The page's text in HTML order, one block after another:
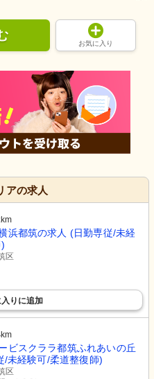
お気に入り
アの求人
km
浜都筑の求人 (日勤専従/未経
区
り に追加
km
ビスクララ都筑ふれあいの丘
/未経験可/柔道整復師)
区